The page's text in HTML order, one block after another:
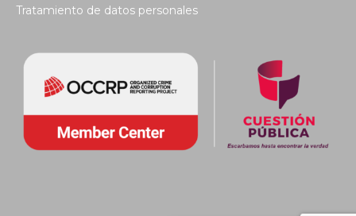
Tratamiento de datos personales